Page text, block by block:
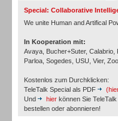
Special: Collaborative
We unite Human and Artifical
In Kooperation mit:
Avaya, Bucher+Suter, Calabrio,
Parloa, Sogedes, USU, Vier,
Kostenlos zum Durchklicken:
TeleTalk Special als PDF
Und
hier können Sie TeleTalk
bestellen oder abonnieren!